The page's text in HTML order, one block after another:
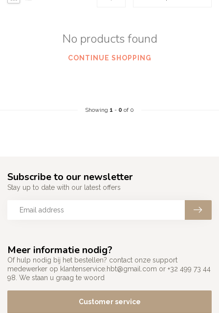
No products found
CONTINUE SHOPPING
Showing 1 - 0 of 0
Meer informatie nodig?
Of hulp nodig bij het bestellen? contact onze support
medewerker op klantenservice.hbt@gmail.com or +32 499 73 44
98. We staan u graag te woord
Customer service
Subscribe to our newsletter
Stay up to date with our latest offers